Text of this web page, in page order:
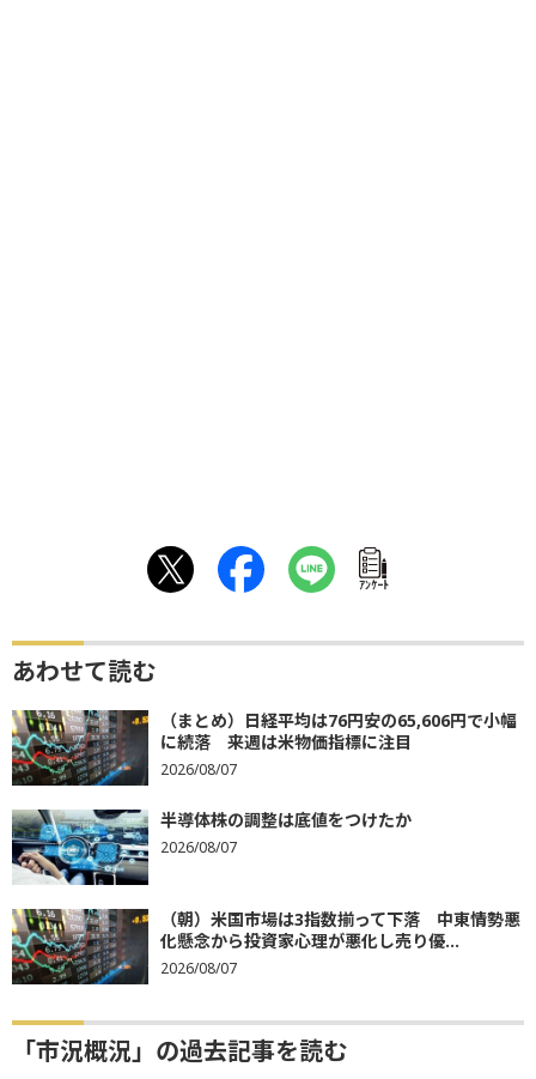
ｱﾝｹｰﾄ
あわせて読む
（まとめ）日経平均は76円安の65,606円で小幅
に続落 来週は米物価指標に注目
2026/08/07
半導体株の調整は底値をつけたか
2026/08/07
（朝）米国市場は3指数揃って下落 中東情勢悪
化懸念から投資家心理が悪化し売り優...
2026/08/07
「市況概況」の過去記事を読む